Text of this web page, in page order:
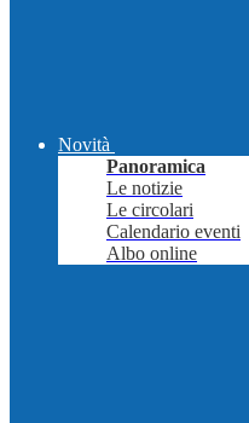
Novità
Panoramica
Le notizie
Le circolari
Calendario eventi
Albo online